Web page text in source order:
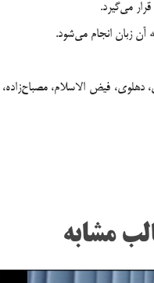
دهلوي، فيض الاسلام،
مشابه